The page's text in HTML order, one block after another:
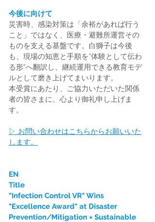
今後に向けて
災害時、感染対策は「余裕があれば行う
こと」ではなく、医療・避難所運営その
ものを支える基盤です。白獅子は今後
も、現場の知恵と手順を“体験として伝わ
る形”へ翻訳し、継続運用できる教育モデ
ルとして磨き上げてまいります。
本受賞にあたり、ご協力いただいた関係
者の皆さまに、心より御礼申し上げま
す。
▷ お問い合わせはこちらからお願いいた
します。
EN
Title
"Infection Control VR" Wins
"Excellence Award" at Disaster
Prevention/Mitigation × Sustainable